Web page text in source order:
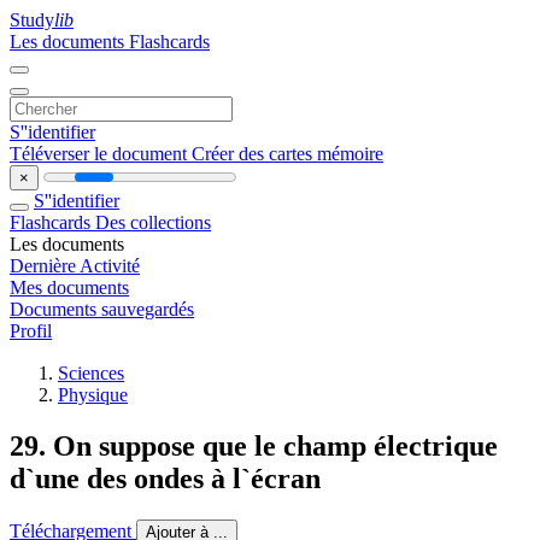
Studylib
Les documents Flashcards
S''identifier
Téléverser le document Créer des cartes mémoire
×
S''identifier
Flashcards Des collections
Les documents
Dernière Activité
Mes documents
Documents sauvegardés
Profil
Sciences
Physique
29. On suppose que le champ électrique
d`une des ondes à l`écran
Téléchargement Ajouter à ...